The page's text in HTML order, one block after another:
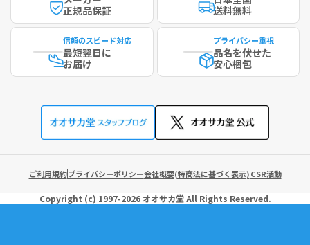
正規品保証
送料無料
信頼のスピード対応
最短翌日に
お届け
プライバシー重視
品名を伏せた
安心梱包
ご利用規約プライバシーポリシー会社概要(特商法に基づく表示)CSR活動
Copyright (c) 1997-2026 オオサカ堂All Rights Reserved.